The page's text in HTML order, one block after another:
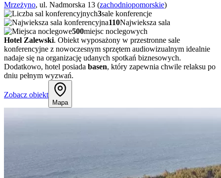
Mrzeżyno, ul. Nadmorska 13 (zachodniopomorskie)
3sale konferencje
110Najwieksza sala
500miejsc noclegowych
Hotel Zalewski. Obiekt wyposażony w przestronne sale
konferencyjne z nowoczesnym sprzętem audiowizualnym idealnie
nadaje się na organizację udanych spotkań biznesowych.
Dodatkowo, hotel posiada basen, który zapewnia chwile relaksu po
dniu pełnym wyzwań.
Zobacz obiekt
Mapa